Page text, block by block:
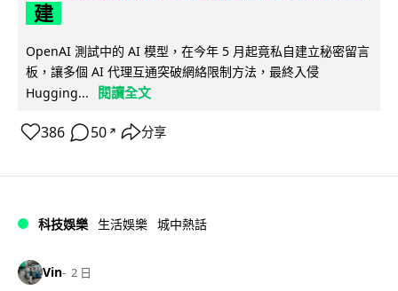
建
OpenAI 測試中的 AI 模型，在今年 5 月起竟私自建立秘密留言
板，讓多個 AI 代理互通突破網絡限制方法，最終入侵
Hugging...
閱讀全文
386 50 ↗ 分享
科技娛樂 生活娛樂 城中熱話
Vin 2 日